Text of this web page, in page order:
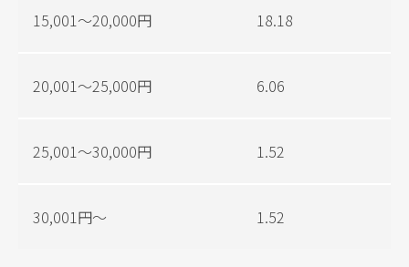
15,001〜20,000円 18.18
20,001〜25,000円 6.06
25,001〜30,000円 1.52
30,001円〜 1.52